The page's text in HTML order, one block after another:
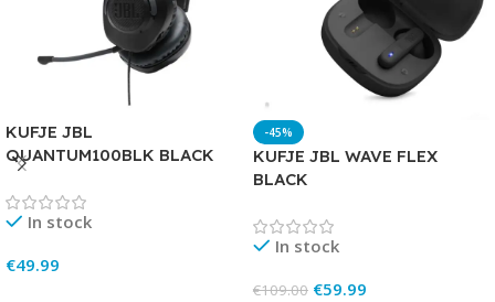
KUFJE JBL
QUANTUM100BLK BLACK
In stock
€49.99
-45%
KUFJE JBL WAVE FLEX
BLACK
In stock
€109.00 €59.99